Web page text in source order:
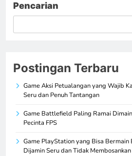
Pencarian
Postingan Terbaru
Game Aksi Petualangan yang Wajib
Seru dan Penuh Tantangan
Game Battlefield Paling Ramai
Pecinta FPS
Game PlayStation yang Bisa Bermain
Dijamin Seru dan Tidak Membosankan